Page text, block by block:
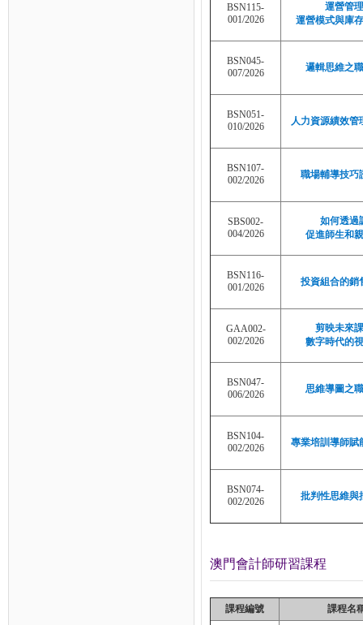
BSN115-
001/2026
運營管
運營模式與庫
BSN045-
007/2026
邏輯思維之
BSN051-
010/2026
人力資源績效管
BSN107-
002/2026
職場輔導技巧
SBS002-
004/2026
如何透過
促進師生和
BSN116-
001/2026
投資組合的銷
GAA002-
002/2026
剪映未來
數字時代的
BSN047-
006/2026
思維導圖之
BSN104-
002/2026
專業培訓導師賦
BSN074-
002/2026
批判性思維與
澳門會計師研習課程
課程編號 課程名